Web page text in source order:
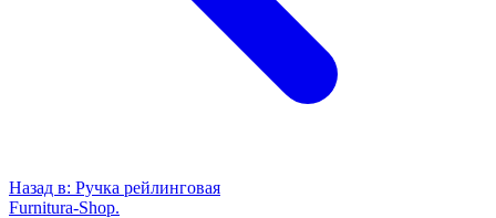
Назад в: Ручка рейлинговая
Furnitura-Shop.